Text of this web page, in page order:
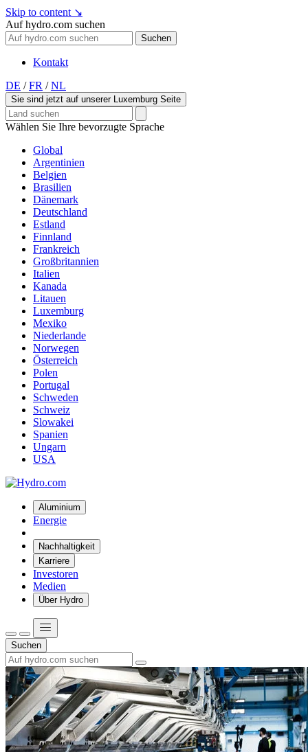
Skip to content ↘
Auf hydro.com suchen
Suchen
Kontakt
DE / FR / NL
Sie sind jetzt auf unserer Luxemburg Seite
Wählen Sie Ihre bevorzugte Sprache
Global
Argentinien
Belgien
Brasilien
Dänemark
Deutschland
Estland
Finnland
Frankreich
Großbritannien
Italien
Kanada
Litauen
Luxemburg
Mexiko
Niederlande
Norwegen
Österreich
Polen
Portugal
Schweden
Schweiz
Slowakei
Spanien
Ungarn
USA
Aluminium
Energie
Nachhaltigkeit
Karriere
Investoren
Medien
Über Hydro
Suchen